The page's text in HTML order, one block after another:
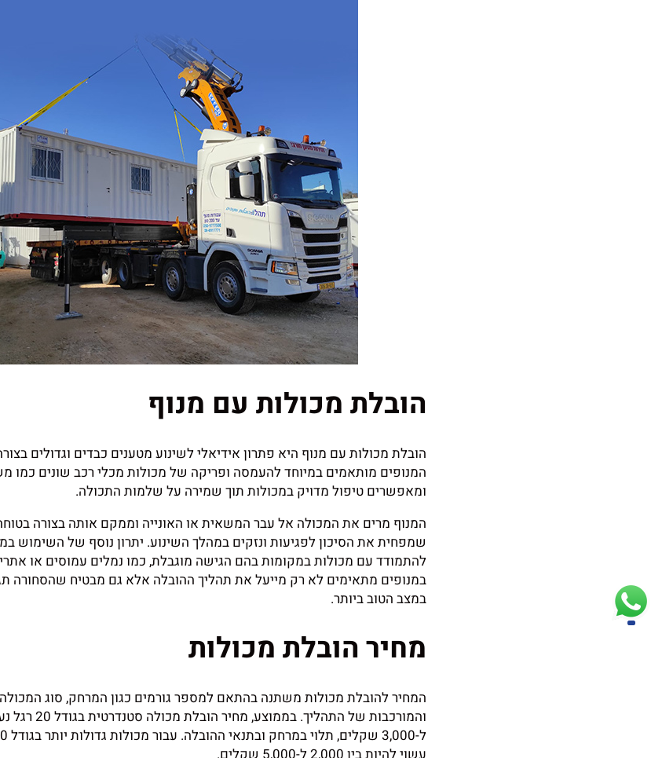
הובלת מכולות עם מנוף
הובלת מכולות עם מנוף היא פתרון אידיאלי לשינוע מטענים כבדים וגדולים
המנופים מותאמים במיוחד להעמסה ופריקה של מכולות מכלי רכב שונים כמו
ומאפשרים טיפול מדויק במכולות תוך שמירה על שלמות התכולה.
המנוף מרים את המכולה אל עבר המשאית או האונייה וממקם אותה בצורה
שמפחית את הסיכון לפגיעות ונזקים במהלך השינוע. יתרון נוסף של השימוש
להתמודד עם מכולות במקומות בהם הגישה מוגבלת, כמו נמלים עמוסים או
במנופים מתאימים לא רק מייעל את תהליך ההובלה אלא גם מבטיח שהסחורה
במצב הטוב ביותר.
מחיר הובלת מכולות
המחיר להובלת מכולות משתנה בהתאם למספר גורמים כגון המרחק, סוג
עשוי להיות בין 2,000 ל-5,000 שקלים.